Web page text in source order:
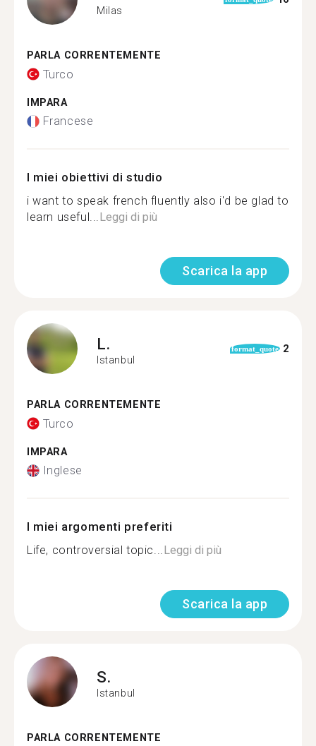
Milas
PARLA CORRENTEMENTE
Turco
IMPARA
Francese
I miei obiettivi di studio
i want to speak french fluently also i'd be glad to
learn useful...Leggi di più
Scarica la app
L.
Istanbul
format_quote 2
PARLA CORRENTEMENTE
Turco
IMPARA
Inglese
I miei argomenti preferiti
Life, controversial topic...Leggi di più
Scarica la app
S.
Istanbul
PARLA CORRENTEMENTE